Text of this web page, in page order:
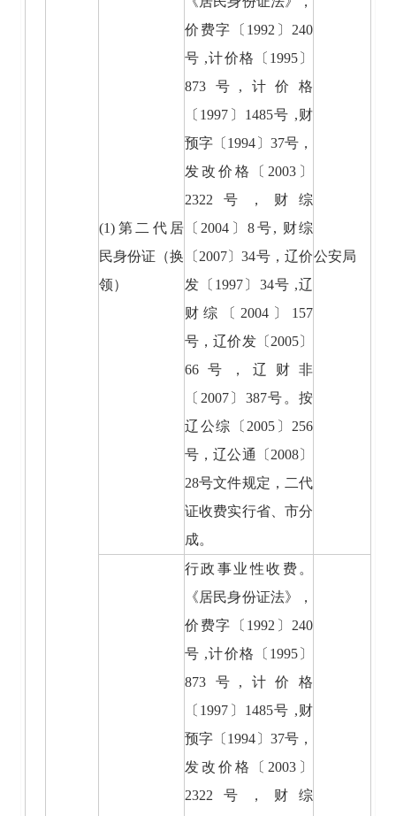
(1)第二代居
民身份证（换
领）
价费字〔1992〕240
号 ,计价格〔1995〕
873号,计价格
〔1997〕1485号 ,财
预字〔1994〕37号，
发改价格〔2003〕
2322号，财综
〔2004〕8号, 财综
〔2007〕34号，辽价
发〔1997〕34号 ,辽
财综〔2004〕157
号，辽价发〔2005〕
66号，辽财非
〔2007〕387号。按
辽公综〔2005〕256
号，辽公通〔2008〕
28号文件规定，二代
证收费实行省、市分
成。
公安局
行政事业性收费。
《居民身份证法》，
价费字〔1992〕240
号 ,计价格〔1995〕
873号,计价格
〔1997〕1485号 ,财
预字〔1994〕37号，
发改价格〔2003〕
2322号，财综